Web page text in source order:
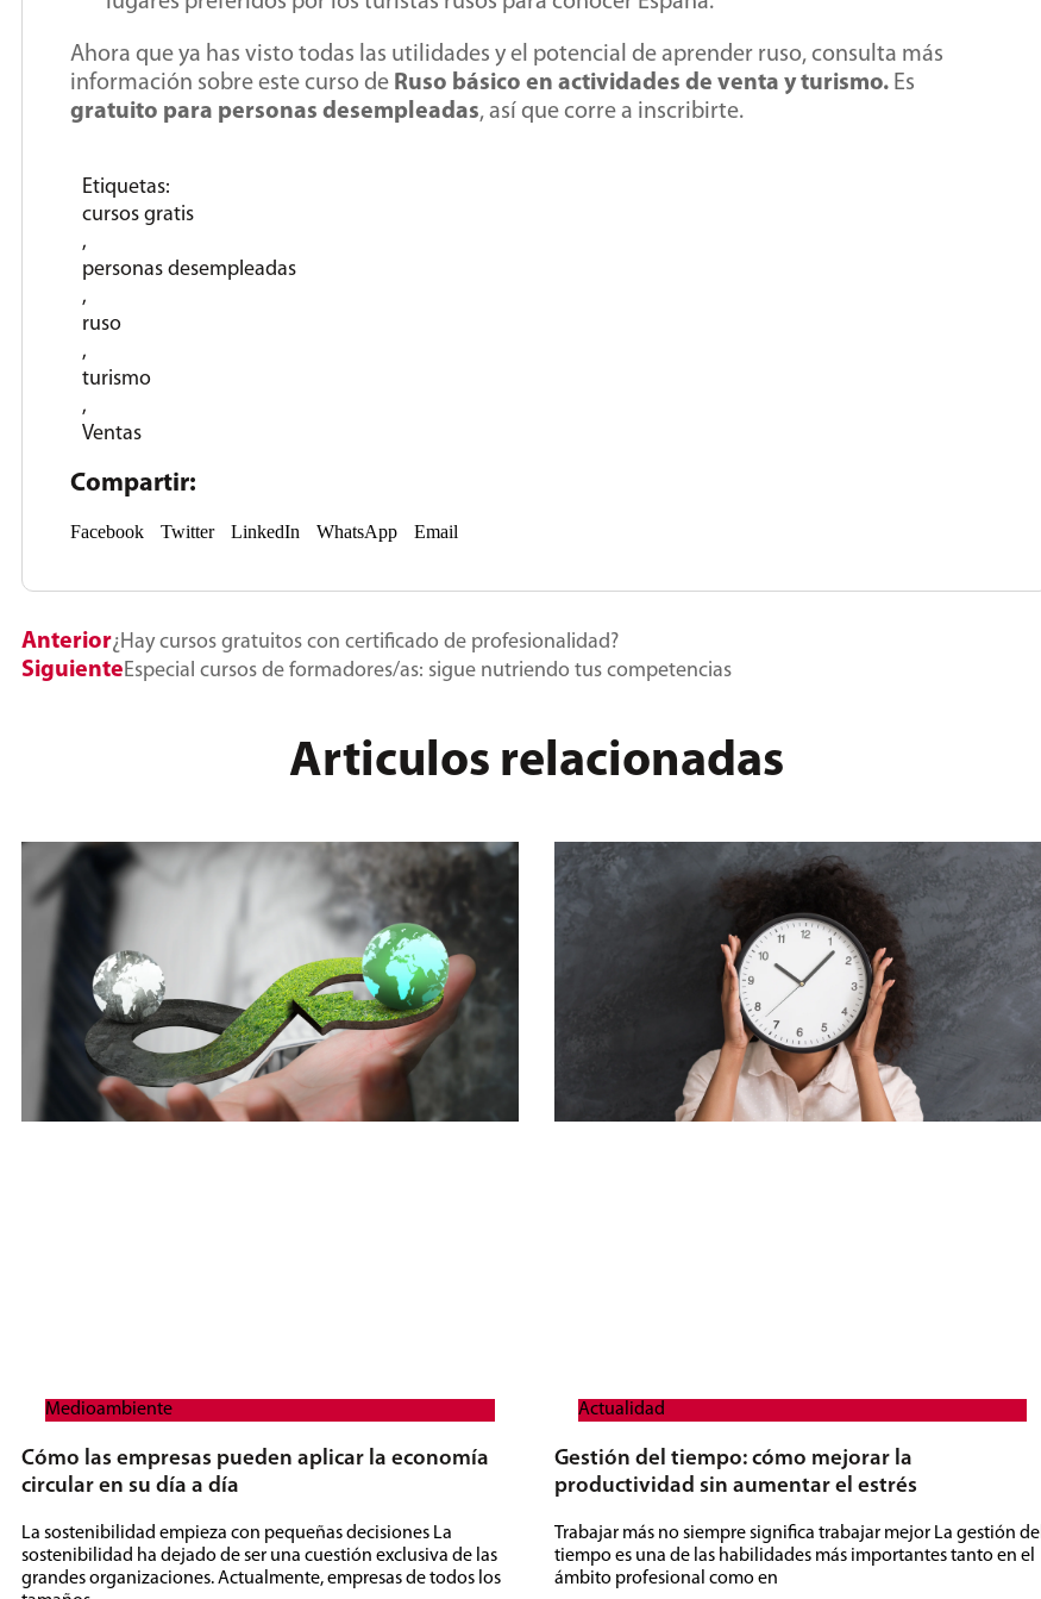
Ahora que ya has visto todas las utilidades y el potencial de aprender ruso, consulta más
información sobre este curso de Ruso básico en actividades de venta y turismo. Es
gratuito para personas desempleadas, así que corre a inscribirte.
Etiquetas:
cursos gratis
,
personas desempleadas
,
ruso
,
turismo
,
Ventas
Compartir:
Facebook Twitter LinkedIn WhatsApp Email
Anterior¿Hay cursos gratuitos con certificado de profesionalidad?
SiguienteEspecial cursos de formadores/as: sigue nutriendo tus competencias
Articulos relacionadas
Medioambiente
Cómo las empresas pueden aplicar la economía
circular en su día a día
La sostenibilidad empieza con pequeñas decisiones La
sostenibilidad ha dejado de ser una cuestión exclusiva de las
grandes organizaciones. Actualmente, empresas de todos los
Actualidad
Gestión del tiempo: cómo mejorar la
productividad sin aumentar el estrés
Trabajar más no siempre significa trabajar mejor La gestión del
tiempo es una de las habilidades más importantes tanto en el
ámbito profesional como en